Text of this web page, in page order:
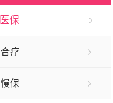
医保
合疗
慢保